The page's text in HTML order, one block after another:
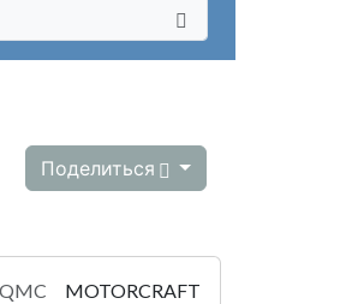
Поделиться
MOTORCRAFT